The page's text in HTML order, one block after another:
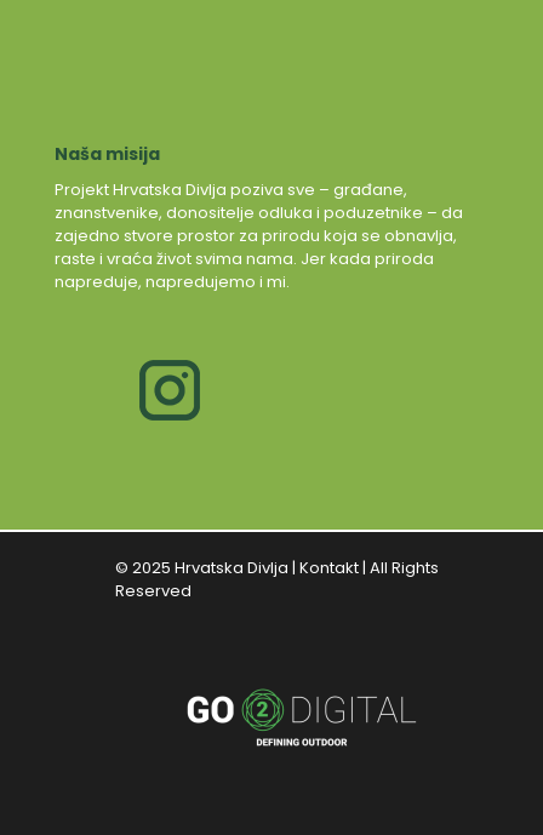
Naša misija
Projekt Hrvatska Divlja poziva sve – građane,
znanstvenike, donositelje odluka i poduzetnike – da
zajedno stvore prostor za prirodu koja se obnavlja,
raste i vraća život svima nama. Jer kada priroda
napreduje, napredujemo i mi.
© 2025 Hrvatska Divlja | Kontakt| All Rights
Reserved